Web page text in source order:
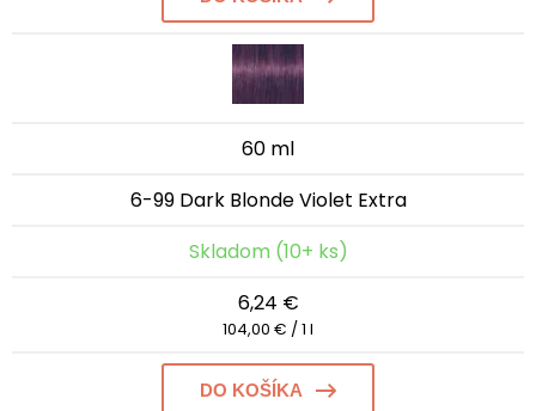
60 ml
6-99 Dark Blonde Violet Extra
Skladom (10+ ks)
6,24 €
104,00 € / 1 l
DO KOŠÍKA